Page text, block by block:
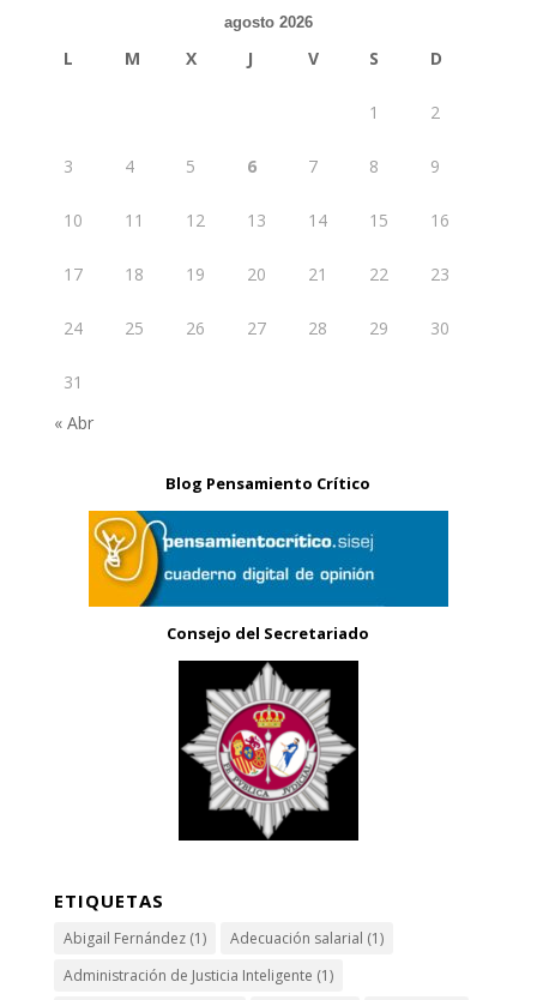
agosto 2026
L M X J V S D
1 2
3 4 5 6 7 8 9
10 11 12 13 14 15 16
17 18 19 20 21 22 23
24 25 26 27 28 29 30
31
« Abr
Blog Pensamiento Crítico
Consejo del Secretariado
ETIQUETAS
Abigail Fernández(1) Adecuación salarial (1)
Administración de Justicia Inteligente (1)